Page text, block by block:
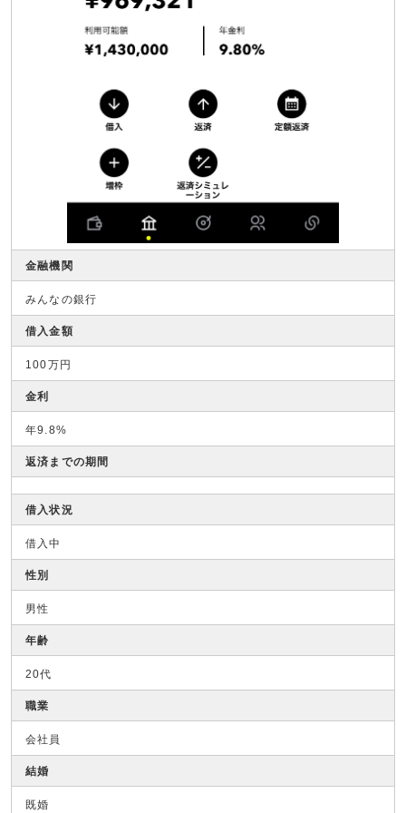
金融機関
みんなの銀行
借入金額
100万円
金利
年9.8%
返済までの期間
借入状況
借入中
性別
男性
年齢
20代
職業
会社員
結婚
既婚